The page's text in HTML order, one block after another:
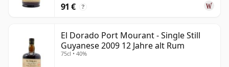
91 € ?
El Dorado Port Mourant - Single Still
Guyanese 2009 12 Jahre alt Rum
75cl • 40%